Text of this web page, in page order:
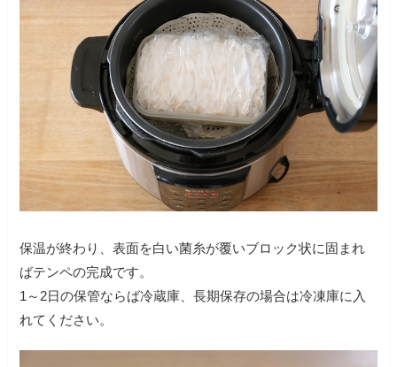
保温が終わり、表面を白い菌糸が覆いブロック状に固まれ
ばテンペの完成です。
1～2日の保管ならば冷蔵庫、長期保存の場合は冷凍庫に入
れてください。